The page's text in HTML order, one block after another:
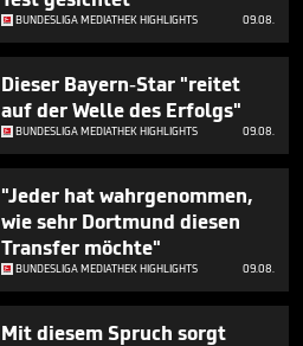
BUNDESLIGA MEDIATHEK HIGHLIGHTS 09.08.
Dieser Bayern-Star "reitet
auf der Welle des Erfolgs"
BUNDESLIGA MEDIATHEK HIGHLIGHTS 09.08.
"Jeder hat wahrgenommen,
wie sehr Dortmund diesen
Transfer möchte"
BUNDESLIGA MEDIATHEK HIGHLIGHTS 09.08.
Mit diesem Spruch sorgt